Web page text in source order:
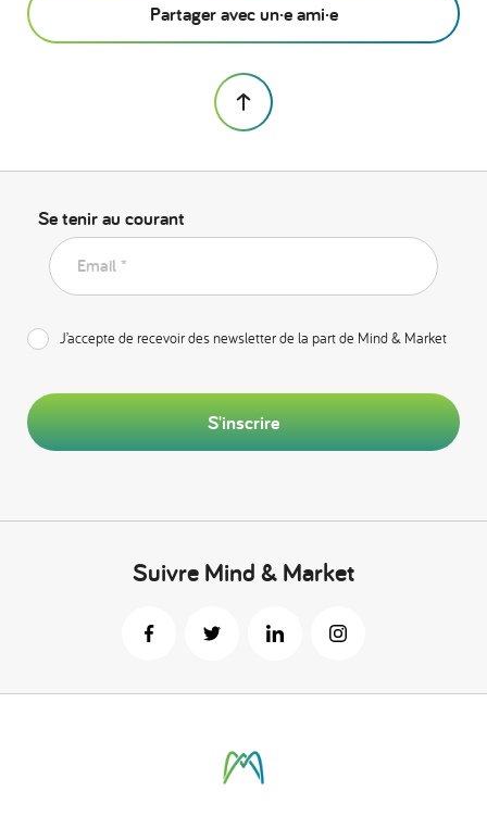
Partager avec un·e ami·e
Se tenir au courant
Email *
J’accepte de recevoir des newsletter de la part de Mind & Market
S'inscrire
Suivre Mind & Market